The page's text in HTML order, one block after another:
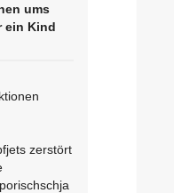
ums
ein Kind
zerstört